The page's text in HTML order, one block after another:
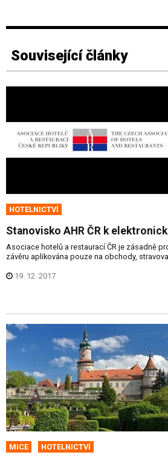
Související články
HOTELNICTVÍ
Stanovisko AHR ČR k
Asociace hotelů a restaurací ČR je zásadně
závěru aplikována pouze na obchody,
19. 12. 2017
MICE HOTELNICTVÍ